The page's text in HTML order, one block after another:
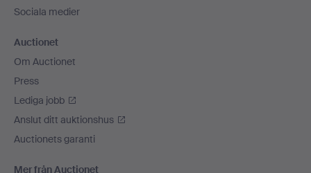
Sociala medier
Auctionet
Om Auctionet
Press
Lediga jobb
Anslut ditt auktionshus
Auctionets garanti
Mer från Auctionet